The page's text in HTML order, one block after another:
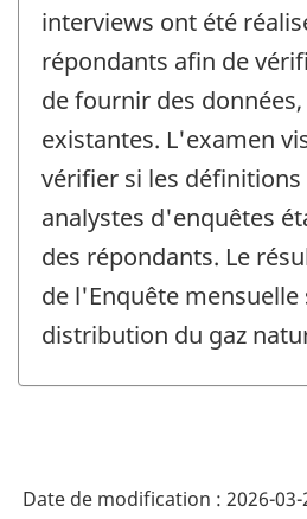
interviews ont été
répondants afin de
de fournir des
existantes. L'examen
vérifier si les
analystes d'enquêtes
des répondants. Le
de l'Enquête mensuelle
distribution du gaz
Date de modification : 2026-03-